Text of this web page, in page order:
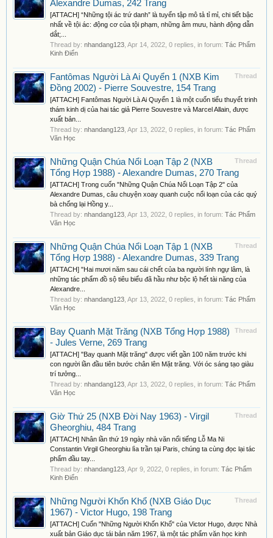
Alexandre Dumas, 242 Trang
[ATTACH] “Những tội ác trứ danh” là tuyển tập mô tả tỉ mỉ, chi tiết bậc
nhất về tội ác: động cơ của tội phạm, những âm mưu, hành động dẫn
dắt;...
Thread by: nhandang123 Apr 14, 2022 , 0 replies, in forum: Tác Phẩm
Kinh Điển
Thread
Fantômas Người Là Ai Quyển 1 (NXB Kim
Đồng 2002) - Pierre Souvestre, 154 Trang
[ATTACH] Fantômas Người Là Ai Quyển 1 là một cuốn tiểu thuyết trinh
thám kinh dị của hai tác giả Pierre Souvestre và Marcel Allain, được
xuất bản...
Thread by: nhandang123 Apr 13, 2022 , 0 replies, in forum: Tác Phẩm
Văn Học
Thread
Những Quận Chúa Nổi Loạn Tập 2 (NXB
Tổng Hợp 1988) - Alexandre Dumas, 270 Trang
[ATTACH] Trong cuốn "Những Quận Chúa Nổi Loạn Tập 2" của
Alexandre Dumas, câu chuyện xoay quanh cuộc nổi loạn của các quý
bà chống lại Hồng y...
Thread by: nhandang123 Apr 13, 2022 , 0 replies, in forum: Tác Phẩm
Văn Học
Thread
Những Quận Chúa Nổi Loạn Tập 1 (NXB
Tổng Hợp 1988) - Alexandre Dumas, 339 Trang
[ATTACH] "Hai mươi năm sau cái chết của ba người lính ngự lâm, là
những tác phẩm đồ sộ tiêu biểu đã hầu như bộc lộ hết tài năng của
Alexandre...
Thread by: nhandang123 Apr 13, 2022 , 0 replies, in forum: Tác Phẩm
Văn Học
Thread
Bay Quanh Mặt Trăng (NXB Tổng Hợp 1988)
- Jules Verne, 269 Trang
[ATTACH] "Bay quanh Mặt trăng" được viết gần 100 năm trước khi
con người lần đầu tiên bước chân lên Mặt trăng. Với óc sáng tạo giàu
trí tưởng...
Thread by: nhandang123 Apr 13, 2022 , 0 replies, in forum: Tác Phẩm
Văn Học
Thread
Giờ Thứ 25 (NXB Đời Nay 1963) - Virgil
Gheorghiu, 484 Trang
[ATTACH] Nhân lần thứ 19 ngày nhà văn nổi tiếng Lỗ Ma Ni
Constantin Virgil Gheorghiu lìa trần tại Paris, chúng ta cùng đọc lại tác
phẩm đầu tay...
Thread by: nhandang123 Apr 9, 2022 , 0 replies, in forum: Tác Phẩm
Kinh Điển
Thread
Những Người Khốn Khổ (NXB Giáo Dục
1967) - Victor Hugo, 198 Trang
[ATTACH] Cuốn "Những Người Khốn Khổ" của Victor Hugo, được Nhà
xuất bản Giáo dục tái bản năm 1967, là một tác phẩm văn học kinh